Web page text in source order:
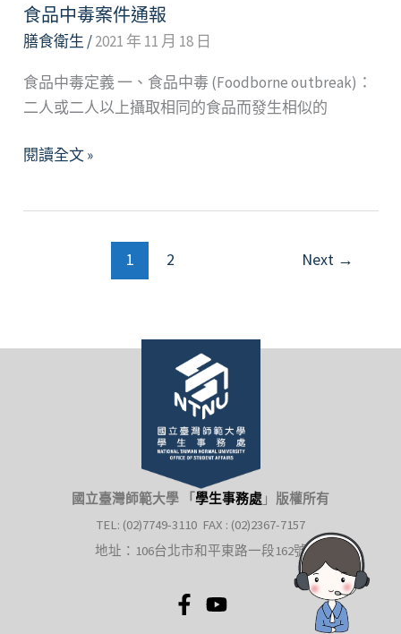
視
新
雜
誌
蹤
追
專
區
食品中毒案件通報
膳食衛生 /2021 年 11 月 18 日
食品中毒定義 一、食品中毒 (Foodborne outbreak)：
二人或二人以上攝取相同的食品而發生相似的
食
閱讀全文 »
1 2 Next →
國立臺灣師範大學 「 學生事務處 」 版權所有
TEL: (02)7749-3110 FAX : (02)2367-7157
地址：106台北市和平東路一段162號